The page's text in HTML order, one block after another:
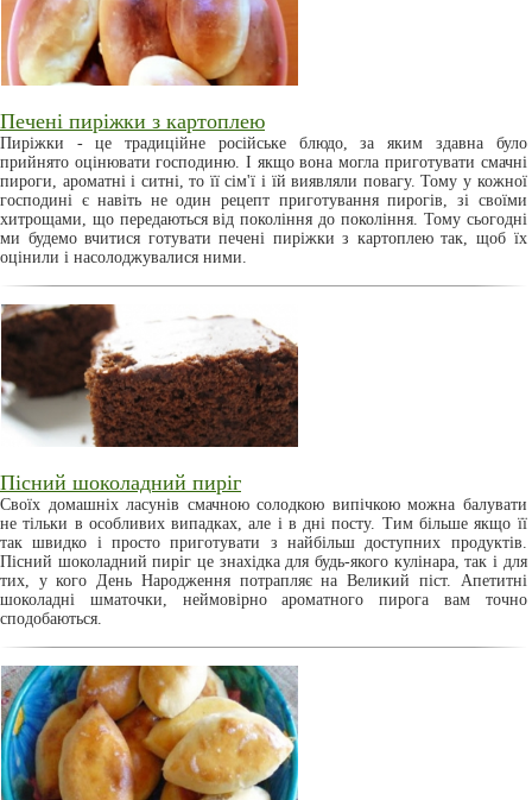
Печені пиріжки з картоплею
Пиріжки - це традиційне російське блюдо, за яким здавна було
прийнято оцінювати господиню. І якщо вона могла приготувати смачні
пироги, ароматні і ситні, то її сім'ї і їй виявляли повагу. Тому у кожної
господині є навіть не один рецепт приготування пирогів, зі своїми
хитрощами, що передаються від покоління до покоління. Тому сьогодні
ми будемо вчитися готувати печені пиріжки з картоплею так, щоб їх
оцінили і насолоджувалися ними.
Пісний шоколадний пиріг
Своїх домашніх ласунів смачною солодкою випічкою можна балувати
не тільки в особливих випадках, але і в дні посту. Тим більше якщо її
так швидко і просто приготувати з найбільш доступних продуктів.
Пісний шоколадний пиріг це знахідка для будь-якого кулінара, так і для
тих, у кого День Народження потрапляє на Великий піст. Апетитні
шоколадні шматочки, неймовірно ароматного пирога вам точно
сподобаються.